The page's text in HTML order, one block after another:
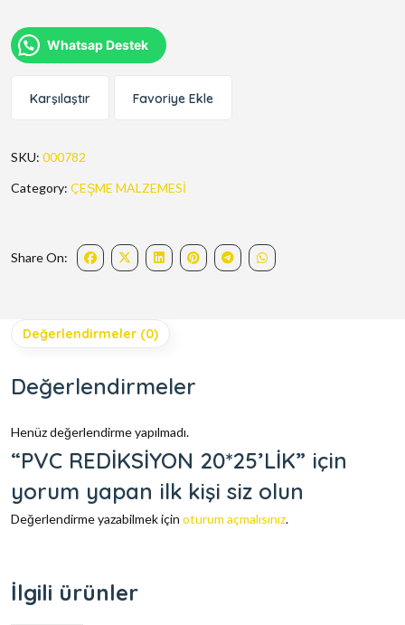
Whatsap Destek
Karşılaştır Favoriye Ekle
SKU: 000782
Category: ÇEŞME MALZEMESİ
Share On:
Değerlendirmeler (0)
Değerlendirmeler
Henüz değerlendirme yapılmadı.
“PVC REDİKSİYON 20*25’LİK” için
yorum yapan ilk kişi siz olun
Değerlendirme yazabilmek için oturum açmalısınız.
İlgili ürünler